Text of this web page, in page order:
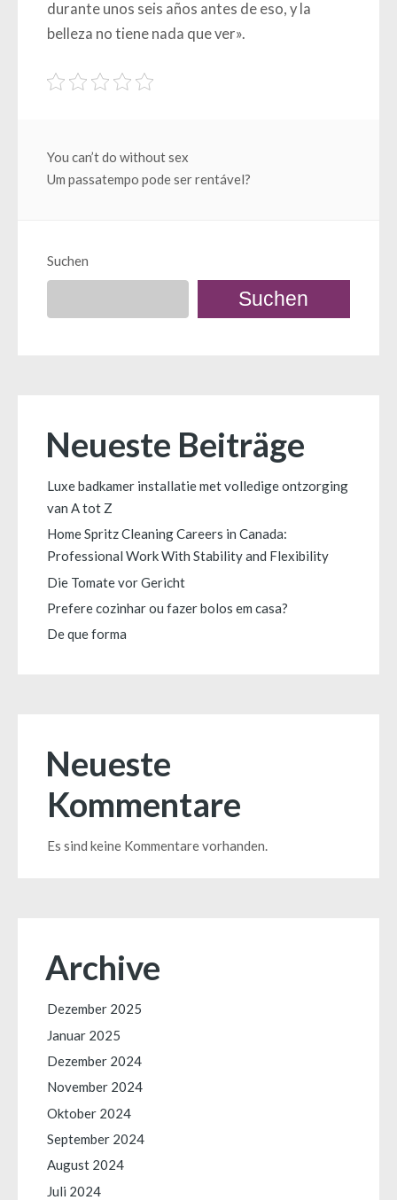
durante unos seis años antes de eso, y la
belleza no tiene nada que ver».
Beitragsnavigation
You can’t do without sex
Um passatempo pode ser rentável?
Suchen
Suchen
Neueste Beiträge
Luxe badkamer installatie met volledige ontzorging
van A tot Z
Home Spritz Cleaning Careers in Canada:
Professional Work With Stability and Flexibility
Die Tomate vor Gericht
Prefere cozinhar ou fazer bolos em casa?
De que forma
Neueste
Kommentare
Es sind keine Kommentare vorhanden.
Archive
Dezember 2025
Januar 2025
Dezember 2024
November 2024
Oktober 2024
September 2024
August 2024
Juli 2024